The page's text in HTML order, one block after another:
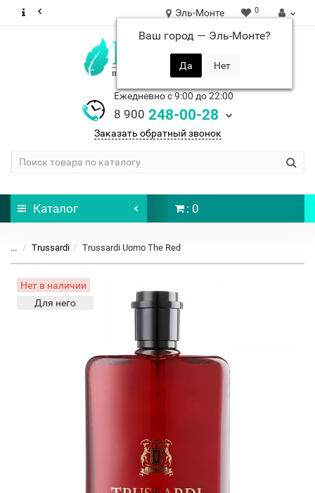
Эль-Монте
Ваш город — Эль-Монте?
0
Ежедневно с 9:00 до 22:00
8 900 248-00-28
Заказать обратный звонок
Каталог : 0
... Trussardi Trussardi Uomo The Red
Нет в наличии
Для него